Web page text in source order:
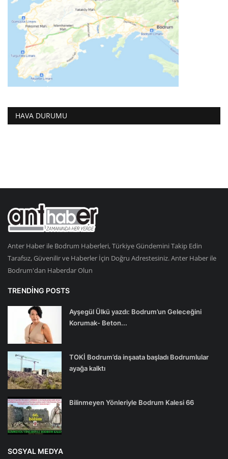
HAVA DURUMU
Anter Haber ile Bodrum Haberleri, Türkiye Gündemini Takip Edin
Tarafsız, Güvenilir ve Haberler İçin Doğru Adrestesiniz. Anter Haber ile
Bodrum'dan Haberdar Olun
TRENDING POSTS
Ayşegül Ülkü yazdı: Bodrum’un Geleceğini
Korumak- Beton...
TOKİ Bodrum’da inşaata başladı Bodrumlular
ayağa kalktı
Bilinmeyen Yönleriyle Bodrum Kalesi 66
SOSYAL MEDYA